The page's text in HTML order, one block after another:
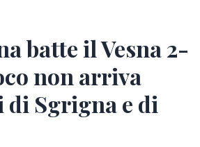
batte il Vesna 2-
non arriva
Sgrigna e di